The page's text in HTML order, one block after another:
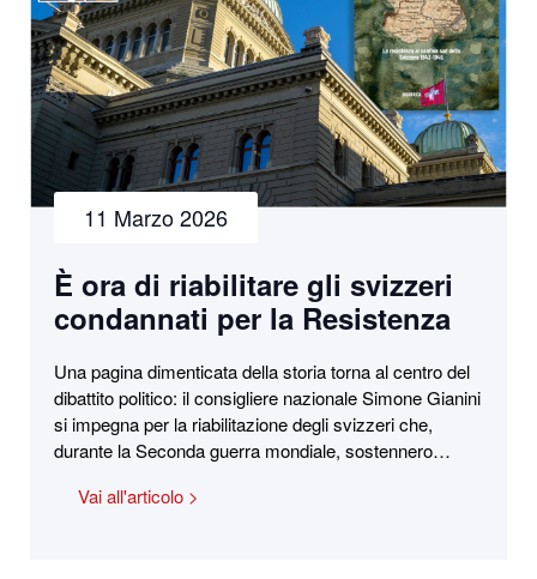
11 Marzo 2026
È ora di riabilitare gli svizzeri
condannati per la Resistenza
Una pagina dimenticata della storia torna al centro del
dibattito politico: il consigliere nazionale Simone Gianini
si impegna per la riabilitazione degli svizzeri che,
durante la Seconda guerra mondiale, sostennero…
Vai all'articolo >